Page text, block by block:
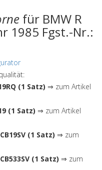
für BMW R
1985 Fgst.-Nr.:
(1 Satz) ⇒ zum Artikel
(1 Satz) ⇒ zum Artikel
(1 Satz) ⇒ zum
(1 Satz) ⇒ zum